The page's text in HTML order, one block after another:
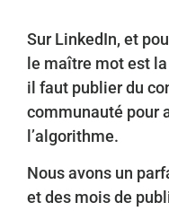
Sur LinkedIn, et
le maître mot est
il faut publier du
communauté pour
l’algorithme.
Nous avons un
et des mois de